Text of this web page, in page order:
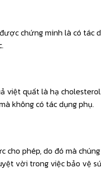
chứng minh là có
quất là hạ
không có tác dụng phụ.
phép, do đó mà
vời trong việc bảo vệ